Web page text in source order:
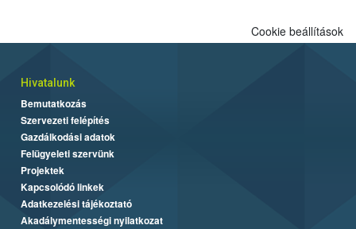
Cookie beállítások
Hivatalunk
Bemutatkozás
Szervezeti felépítés
Gazdálkodási adatok
Felügyeleti szervünk
Projektek
Kapcsolódó linkek
Adatkezelési tájékoztató
Akadálymentességi nyilatkozat